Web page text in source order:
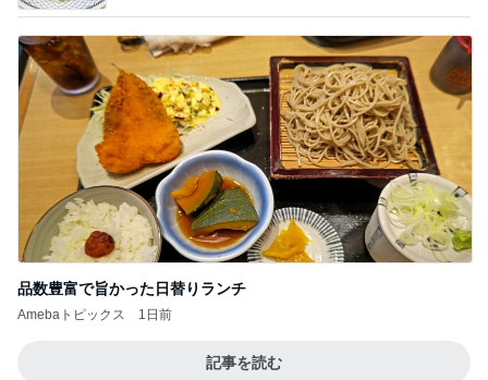
品数豊富で旨かった日替りランチ
Amebaトピックス 1日前
記事を読む